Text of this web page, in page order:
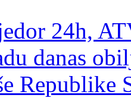
24h,
danas
Republike